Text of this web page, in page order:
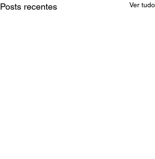
Posts recentes Ver tudo